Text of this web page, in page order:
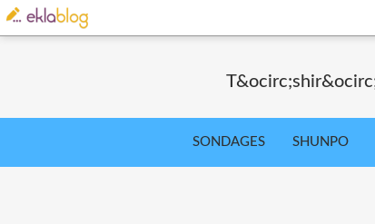
SONDAGES SHUNPO